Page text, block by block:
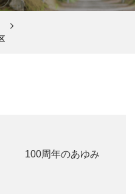
100周年のあゆみ